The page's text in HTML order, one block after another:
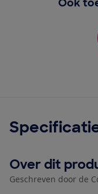
Over dit
Geschreven door de